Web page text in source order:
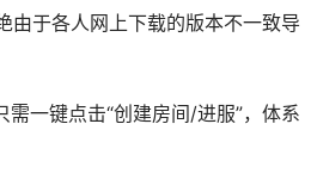
由于各人网上下载的版本不一致导
一键点击“创建房间/进服”，体系